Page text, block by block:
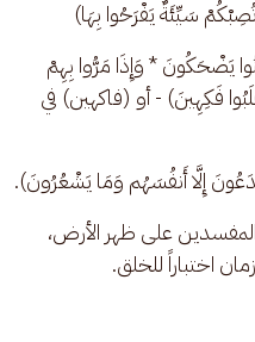
سَيِّئَةٌ يَفْرَحُوا بِهَا)
يَضْحَكُونَ * وَإِذَا مَرُّوا بِهِمْ
فَكِهِينَ) - أو (فاكهين) في
إِلَّا أَنفُسَهُم وَمَا يَشْعُرُونَ).
المفسدين على ظهر الأرض،
اختباراً للخلق.